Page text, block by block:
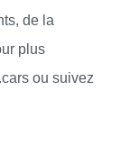
de la
plus
ou suivez